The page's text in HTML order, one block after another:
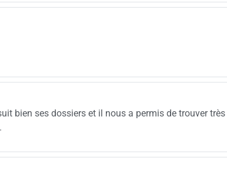
bien ses dossiers et il nous a permis de trouver très